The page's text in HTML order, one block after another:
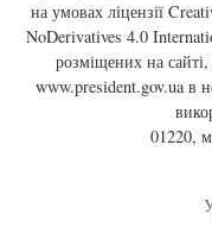
на умовах ліцензії
NoDerivatives 4.0
розміщених на
www.president.gov.uaв
01220,